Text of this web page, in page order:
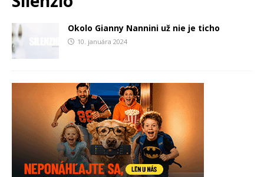
Okolo Gianny Nannini už nie je ticho
10. januára 2024